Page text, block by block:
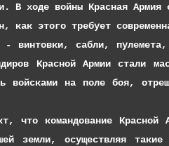
В ходе войны Красная Армия
как этого требует
- винтовки, сабли,
Красной Армии стали
войсками на поле боя,
командование Красной
земли, осуществляя такие